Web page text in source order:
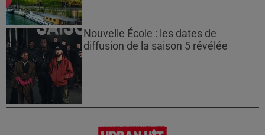
Nouvelle École : les dates de
diffusion de la saison 5 révélée